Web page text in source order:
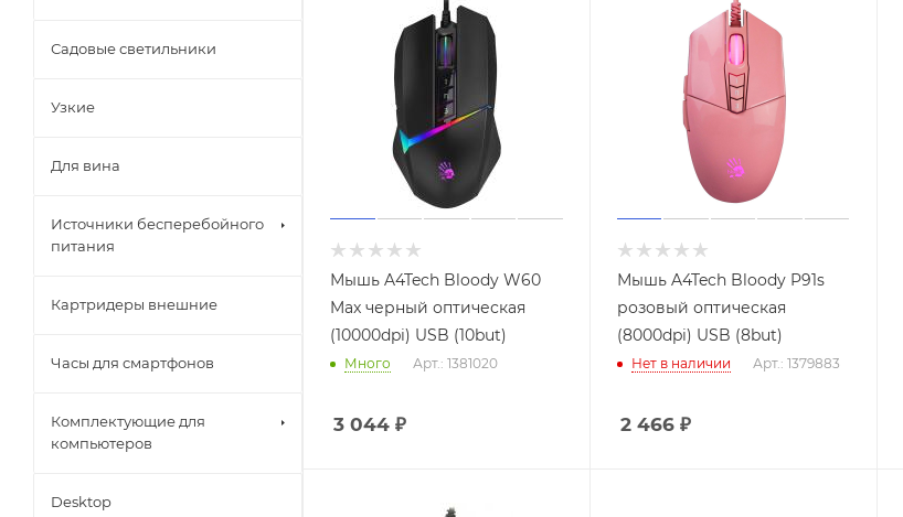
Мышь A4Tech Bloody W60
Max черный оптическая
(10000dpi) USB (10but)
Много Арт.: 1381020
3 044 ₽
Мышь A4Tech Bloody P91s
розовый оптическая
(8000dpi) USB (8but)
Нет в наличии Арт.: 1379883
2 466₽
Садовые светильники
Узкие
Для вина
Источники бесперебойного
питания
Картридеры внешние
Часы для смартфонов
Комплектующие для
компьютеров
Desktop